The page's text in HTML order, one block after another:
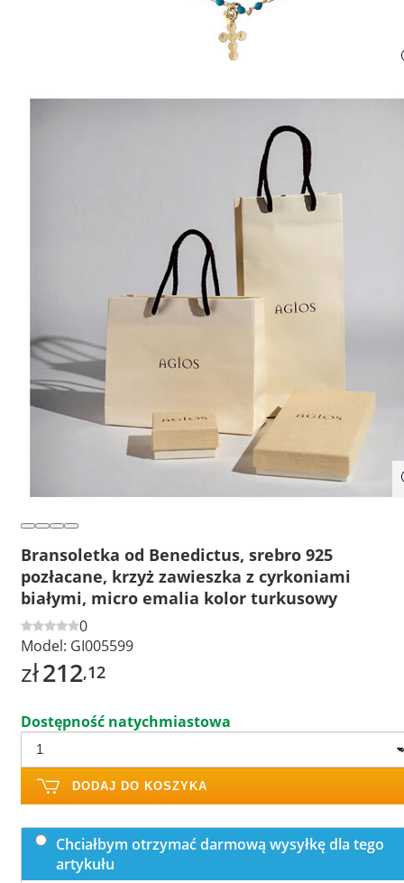
Bransoletka od Benedictus, srebro 925
pozłacane, krzyż zawieszka z cyrkoniami
białymi, micro emalia kolor turkusowy
0
Model: GI005599
zł212,12
Dostępność natychmiastowa
DODAJ DO KOSZYKA
Chciałbym otrzymać darmową wysyłkę dla tego
artykułu